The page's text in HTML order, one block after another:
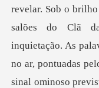
salões do Clã
inquietação. As
no ar, pontuadas
sinal om